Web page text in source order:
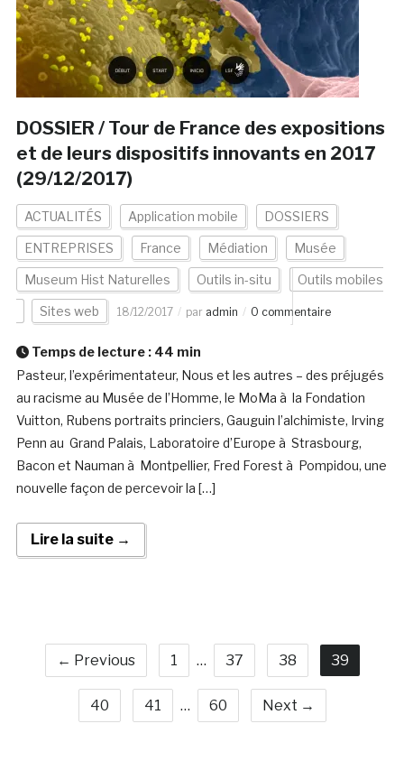
DOSSIER / Tour de France des expositions
et de leurs dispositifs innovants en 2017
(29/12/2017)
ACTUALITÉS Application mobile DOSSIERS
ENTREPRISES France Médiation Musée
Museum Hist Naturelles Outils in-situ Outils mobiles
Sites web 18/12/2017 par admin 0 commentaire
Temps de lecture : 44 min
Pasteur, l’expérimentateur, Nous et les autres – des préjugés
au racisme au Musée de l’Homme, le MoMa à la Fondation
Vuitton, Rubens portraits princiers, Gauguin l’alchimiste, Irving
Penn au Grand Palais, Laboratoire d’Europe à Strasbourg,
Bacon et Nauman à Montpellier, Fred Forest à Pompidou, une
nouvelle façon de percevoir la […]
Lire la suite →
← Previous 1 … 37 38 39
40 41 … 60 Next →